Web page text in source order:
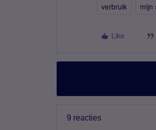
verbruik mijn
Like
9 reacties